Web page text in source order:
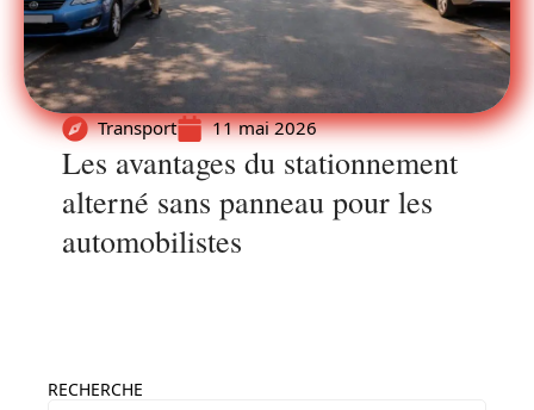
Transport 11 mai 2026
Les avantages du stationnement
alterné sans panneau pour les
automobilistes
RECHERCHE